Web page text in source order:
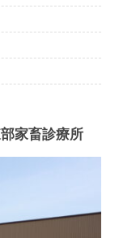
家畜診療所